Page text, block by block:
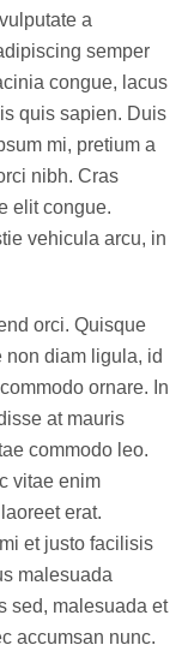
a
semper
congue, lacus
quis sapien. Duis
mi, pretium a
nibh. Cras
elit congue.
vehicula arcu, in
orci. Quisque
non diam ligula, id
ornare. In
at mauris
commodo leo.
vitae enim
erat.
et justo facilisis
malesuada
sed, malesuada et
accumsan nunc.